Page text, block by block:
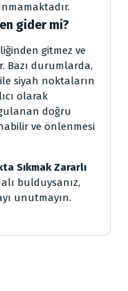
gider mi?
gitmez ve
Bazı durumlarda,
ile siyah noktaların
olarak
doğru
ve önlenmesi
Sıkmak Zararlı
bulduysanız,
unutmayın.